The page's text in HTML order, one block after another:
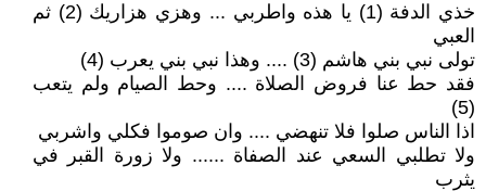
خذي الدفة (1) يا هذه واطربي ... وهزي هزاريك (2) ثم
العبي
تولى نبي بني هاشم (3) .... وهذا نبي بني يعرب (4)
فقد حط عنا فروض الصلاة .... وحط الصيام ولم يتعب
(5)
اذا الناس صلوا فلا تنهضي .... وان صوموا فكلي واشربي
ولا تطلبي السعي عند الصفاة ...... ولا زورة القبر في
يثرب